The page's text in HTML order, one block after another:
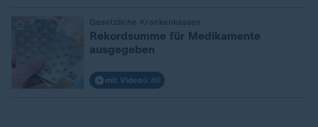
Gesetzliche Krankenkassen
Rekordsumme für Medikamente
ausgegeben
mit Video5:46